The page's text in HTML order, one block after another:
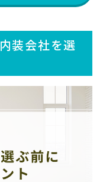
装会社を選